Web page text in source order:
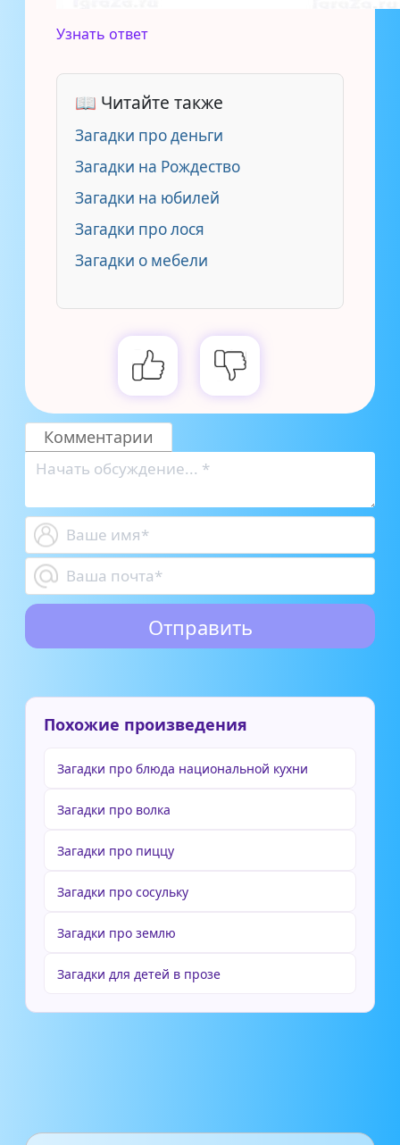
Узнать ответ
📖 Читайте также
Загадки про деньги
Загадки на Рождество
Загадки на юбилей
Загадки про лося
Загадки о мебели
Комментарии
Похожие произведения
Загадки про блюда национальной кухни
Загадки про волка
Загадки про пиццу
Загадки про сосульку
Загадки про землю
Загадки для детей в прозе